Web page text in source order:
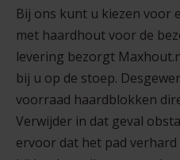
Bij ons kunt u kiezen voor
met haardhout voor de
levering bezorgt
bij u op de stoep.
voorraad haardblokken
Verwijder in dat geval
ervoor dat het pad